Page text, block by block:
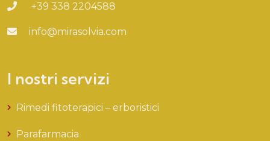
+39 338 2204588
info@mirasolvia.com
I nostri servizi
Rimedi fitoterapici – erboristici
Parafarmacia